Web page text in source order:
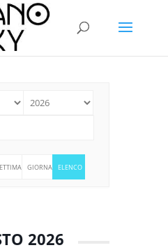
GIORNALIEROELENCO
2026